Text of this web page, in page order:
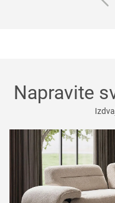
Napravite